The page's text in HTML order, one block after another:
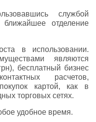
службой
отделение
в использовании.
являются
бесплатный бизнес
расчетов,
картой, как в
торговых сетях.
удобное время.